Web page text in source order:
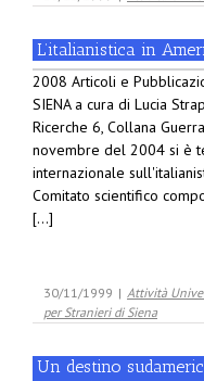
L’italianistica in
2008 Articoli e
SIENA a cura di Lucia
Ricerche 6, Collana
novembre del 2004 si è
internazionale
Comitato scientifico
[...]
30/11/1999 | Attività
per Stranieri di Siena
Un destino